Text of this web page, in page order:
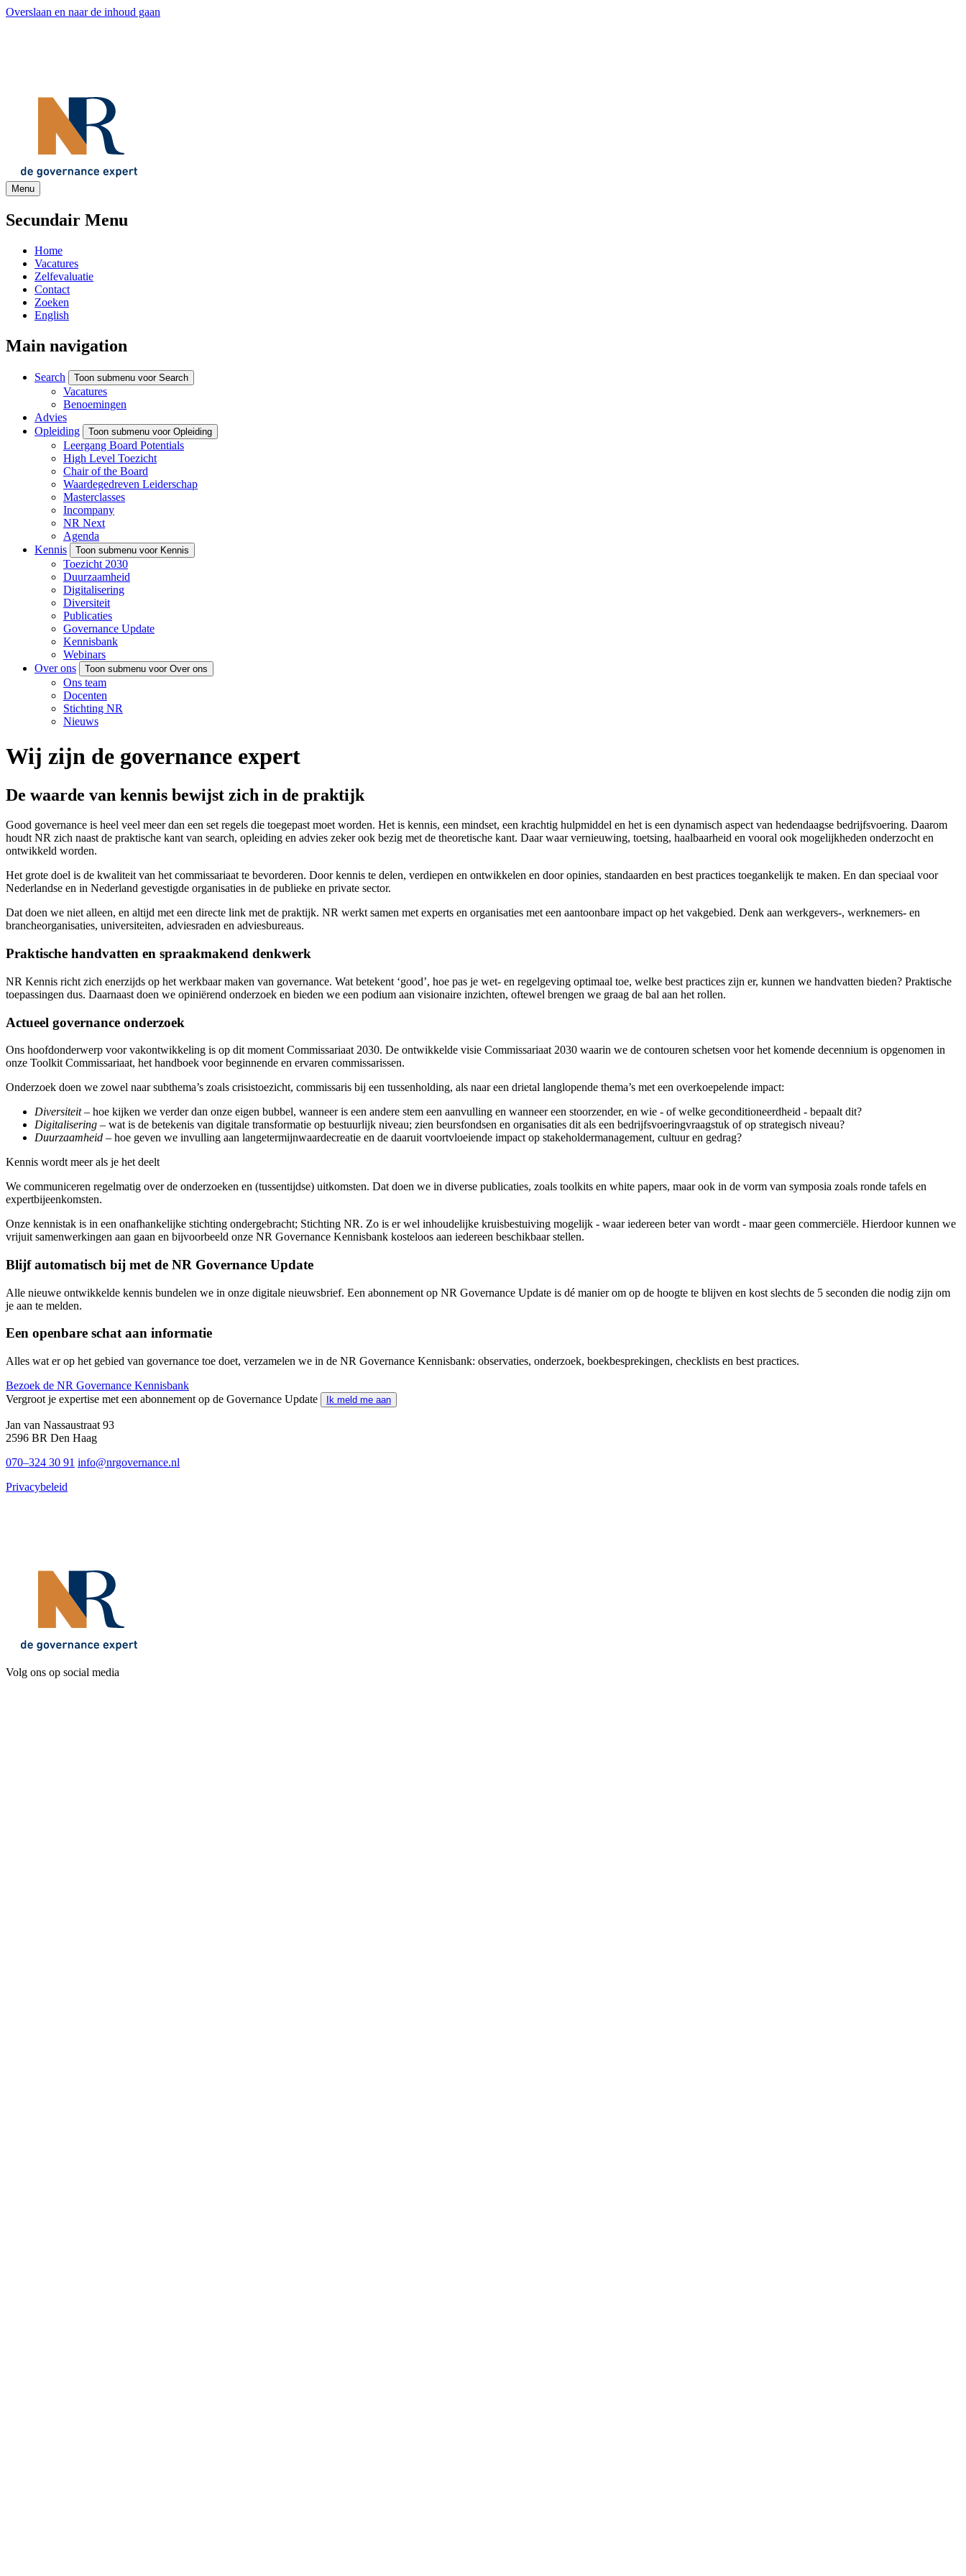
Overslaan en naar de inhoud gaan
Menu
Secundair Menu
Home
Vacatures
Zelfevaluatie
Contact
Zoeken
English
Main navigation
Search Toon submenu voor Search
Vacatures
Benoemingen
Advies
Opleiding
Toon submenu voor Opleiding
Leergang Board Potentials
High Level Toezicht
Chair of the Board
Waardegedreven Leiderschap
Masterclasses
Incompany
NR Next
Agenda
Kennis
Toon submenu voor Kennis
Toezicht 2030
Duurzaamheid
Digitalisering
Diversiteit
Publicaties
Governance Update
Kennisbank
Webinars
Over ons
Toon submenu voor Over ons
Ons team
Docenten
Stichting NR
Nieuws
Wij zijn de governance expert
De waarde van kennis bewijst zich in de praktijk
Good governance is heel veel meer dan een set regels die toegepast moet worden. Het is kennis, een mindset, een krachtig hulpmiddel en het is een dynamisch aspect van hedendaagse bedrijfsvoering. Daarom
houdt NR zich naast de praktische kant van search, opleiding en advies zeker ook bezig met de theoretische kant. Daar waar vernieuwing, toetsing, haalbaarheid en vooral ook mogelijkheden onderzocht en
ontwikkeld worden.
Het grote doel is de kwaliteit van het commissariaat te bevorderen. Door kennis te delen, verdiepen en ontwikkelen en door opinies, standaarden en best practices toegankelijk te maken. En dan speciaal voor
Nederlandse en in Nederland gevestigde organisaties in de publieke en private sector.
Dat doen we niet alleen, en altijd met een directe link met de praktijk. NR werkt samen met experts en organisaties met een aantoonbare impact op het vakgebied. Denk aan werkgevers-, werknemers- en
brancheorganisaties, universiteiten, adviesraden en adviesbureaus.
Praktische handvatten en spraakmakend denkwerk
NR Kennis richt zich enerzijds op het werkbaar maken van governance. Wat betekent ‘good’, hoe pas je wet- en regelgeving optimaal toe, welke best practices zijn er, kunnen we handvatten bieden? Praktische
toepassingen dus. Daarnaast doen we opiniërend onderzoek en bieden we een podium aan visionaire inzichten, oftewel brengen we graag de bal aan het rollen.
Actueel governance onderzoek
Ons hoofdonderwerp voor vakontwikkeling is op dit moment Commissariaat 2030. De ontwikkelde visie Commissariaat 2030 waarin we de contouren schetsen voor het komende decennium is opgenomen in
onze Toolkit Commissariaat, het handboek voor beginnende en ervaren commissarissen.
Onderzoek doen we zowel naar subthema’s zoals crisistoezicht, commissaris bij een tussenholding, als naar een drietal langlopende thema’s met een overkoepelende impact:
Diversiteit– hoe kijken we verder dan onze eigen bubbel, wanneer is een andere stem een aanvulling en wanneer een stoorzender, en wie - of welke geconditioneerdheid - bepaalt dit?
Digitalisering – wat is de betekenis van digitale transformatie op bestuurlijk niveau; zien beursfondsen en organisaties dit als een bedrijfsvoeringvraagstuk of op strategisch niveau?
Duurzaamheid – hoe geven we invulling aan langetermijnwaardecreatie en de daaruit voortvloeiende impact op stakeholdermanagement, cultuur en gedrag?
Kennis wordt meer als je het deelt
We communiceren regelmatig over de onderzoeken en (tussentijdse) uitkomsten. Dat doen we in diverse publicaties, zoals toolkits en white papers, maar ook in de vorm van symposia zoals ronde tafels en
expertbijeenkomsten.
Onze kennistak is in een onafhankelijke stichting ondergebracht; Stichting NR. Zo is er wel inhoudelijke kruisbestuiving mogelijk - waar iedereen beter van wordt - maar geen commerciële. Hierdoor kunnen we
vrijuit samenwerkingen aan gaan en bijvoorbeeld onze NR Governance Kennisbank kosteloos aan iedereen beschikbaar stellen.
Blijf automatisch bij met de NR Governance Update
Alle nieuwe ontwikkelde kennis bundelen we in onze digitale nieuwsbrief. Een abonnement op NR Governance Update is dé manier om op de hoogte te blijven en kost slechts de 5 seconden die nodig zijn om
je aan te melden.
Een openbare schat aan informatie
Alles wat er op het gebied van governance toe doet, verzamelen we in de NR Governance Kennisbank: observaties, onderzoek, boekbesprekingen, checklists en best practices.
Bezoek de NR Governance Kennisbank
Vergroot je expertise met een abonnement op de Governance Update
Ik meld me aan
Jan van Nassaustraat 93
2596 BR Den Haag
070–324 30 91 info@nrgovernance.nl
Privacybeleid
Volg ons op social media